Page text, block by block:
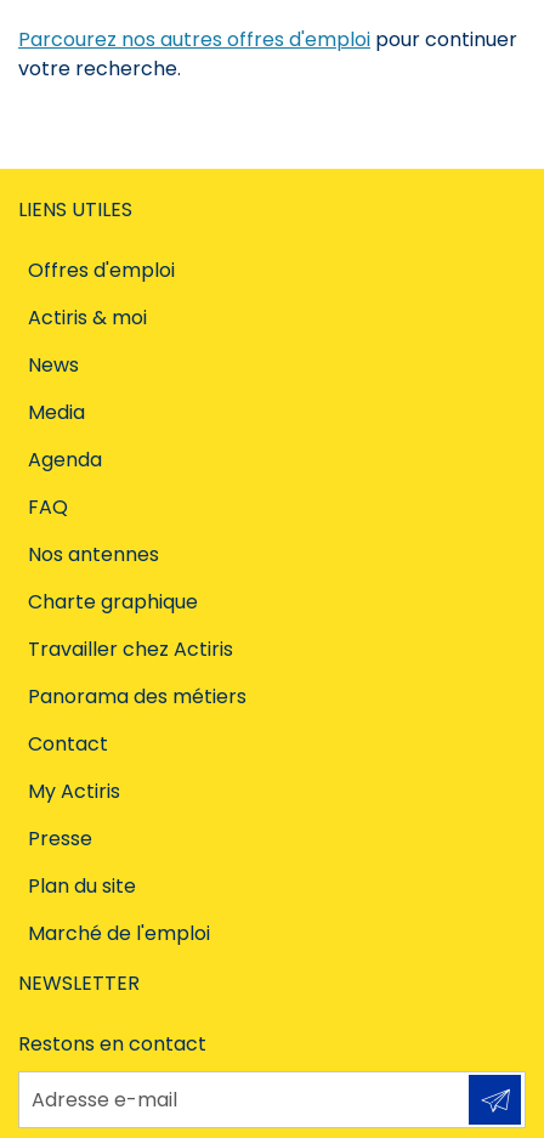
Parcourez nos autres offres d'emploi pour continuer
votre recherche.
LIENS UTILES
Offres d'emploi
Actiris & moi
News
Media
Agenda
FAQ
Nos antennes
Charte graphique
Travailler chez Actiris
Panorama des métiers
Contact
My Actiris
Presse
Plan du site
Marché de l'emploi
NEWSLETTER
Restons en contact
Adresse e-mail